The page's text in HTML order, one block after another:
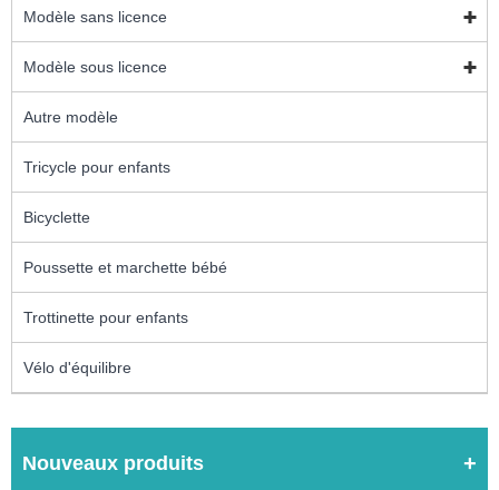
Modèle sans licence
Modèle sous licence
Autre modèle
Tricycle pour enfants
Bicyclette
Poussette et marchette bébé
Trottinette pour enfants
Vélo d'équilibre
Nouveaux produits